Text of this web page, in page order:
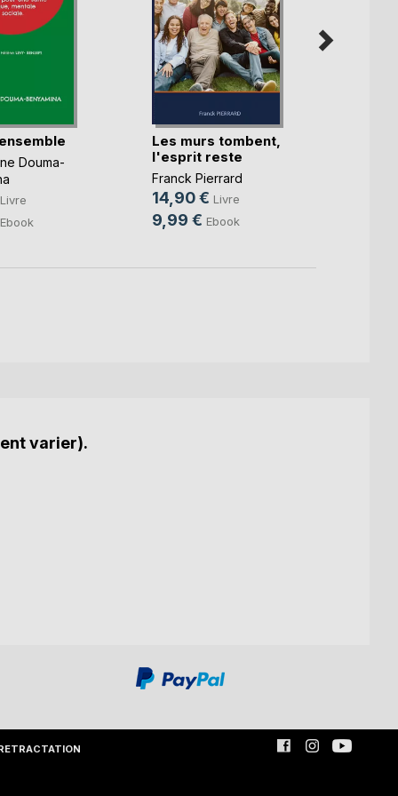
Douma-
Livre
Ebook
Les murs tombent,
l'esprit reste
Franck Pierrard
14,90 € Livre
9,99 € Ebook
varier).